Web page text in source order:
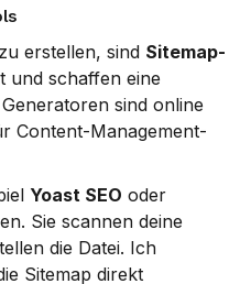
erstellen, sind Sitemap-
und schaffen eine
sind online
Content-Management-
Yoast SEO oder
Sie scannen deine
die Datei. Ich
Sitemap direkt